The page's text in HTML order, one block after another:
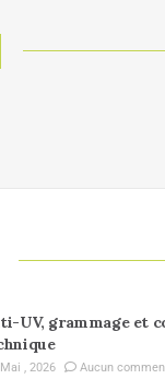
UV, grammage et
, 2026 Aucun